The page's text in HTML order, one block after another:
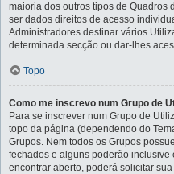
maioria dos outros tipos de Quadros
ser dados direitos de acesso
Administradores destinar vários
determinada secção ou dar-lhes
Topo
Como me inscrevo num Grupo de
Para se inscrever num Grupo de
topo da página (dependendo do
Grupos. Nem todos os Grupos
fechados e alguns poderão inclusive
encontrar aberto, poderá solicitar